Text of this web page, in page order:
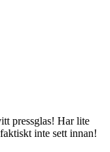
pressglas! Har lite
inte sett innan!